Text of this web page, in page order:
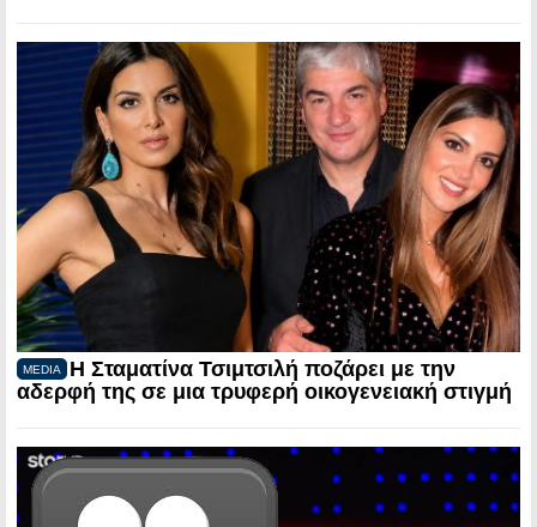
MEDIA
Η Σταματίνα Τσιμτσιλή ποζάρει με την
αδερφή της σε μια τρυφερή οικογενειακή στιγμή